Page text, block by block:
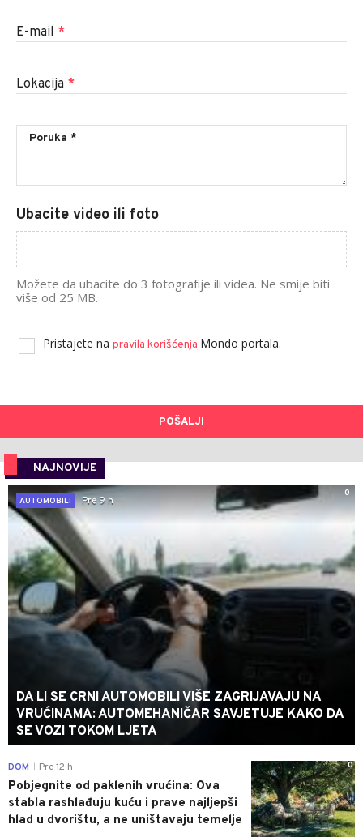
E-mail *
Lokacija *
Ubacite video ili foto
Možete da ubacite do 3 fotografije ili videa. Ne smije biti
više od 25 MB.
Pristajete na pravila korišćenja Mondo portala.
POŠALJI
NAJNOVIJE
0
AUTOMOBILI
Pre 9 h
DA LI SE CRNI AUTOMOBILI VIŠE ZAGRIJAVAJU NA
VRUĆINAMA: AUTOMEHANIČAR SAVJETUJE KAKO DA
SE VOZI TOKOM LJETA
0
DOM Pre 12 h
Pobjegnite od paklenih vrućina: Ova
stabla rashlađuju kuću i prave najljepši
hlad u dvorištu, a ne uništavaju temelje